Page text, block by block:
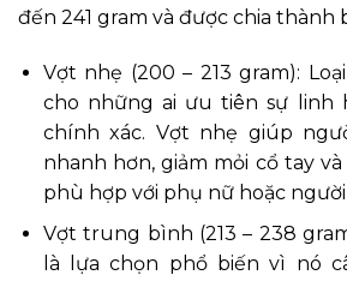
đến 241 gram và được chia thành
Vợt nhẹ (200 – 213 gram):
cho những ai ưu tiên sự linh
chính xác. Vợt nhẹ giúp
nhanh hơn, giảm mỏi cổ tay
phù hợp với phụ nữ hoặc
Vợt trung bình (213 – 238
là lựa chọn phổ biến vì nó